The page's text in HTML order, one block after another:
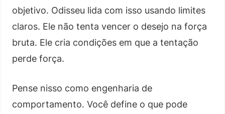
objetivo. Odisseu lida com isso usando limites
claros. Ele não tenta vencer o desejo na força
bruta. Ele cria condições em que a tentação
perde força.
Pense nisso como engenharia de
comportamento. Você define o que pode